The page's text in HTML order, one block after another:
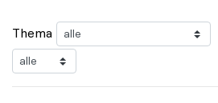
Thema